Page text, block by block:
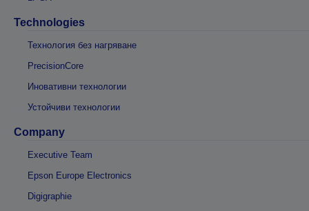
Technologies
Технология без нагряване
PrecisionCore
Иновативни технологии
Устойчиви технологии
Company
Executive Team
Epson Europe Electronics
Digigraphie